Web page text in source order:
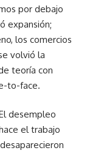
por debajo
expansión;
los comercios
volvió la
teoría con
to-face.
desempleo
el trabajo